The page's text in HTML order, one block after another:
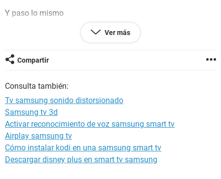
Y paso lo mismo
Asique tengo los dos , con el mismo problema
Alguien me puede dar alguna repuesta al problema??
Android / Chrome 104.0.0.0
Ver más
Compartir
Consulta también:
Tv samsung sonido distorsionado
Samsung tv 3d
Activar reconocimiento de voz samsung smart tv
Airplay samsung tv
Cómo instalar kodi en una samsung smart tv
Descargar disney plus en smart tv samsung